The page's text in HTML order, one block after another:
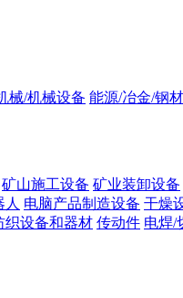
械/机械设备 能源/冶金/钢材
矿山施工设备 矿业装卸设备
人 电脑产品制造设备 干燥
织设备和器材 传动件 电焊/